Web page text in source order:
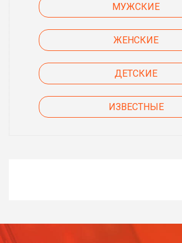
МУЖСКИЕ
ЖЕНСКИЕ
ДЕТСКИЕ
ИЗВЕСТНЫЕ